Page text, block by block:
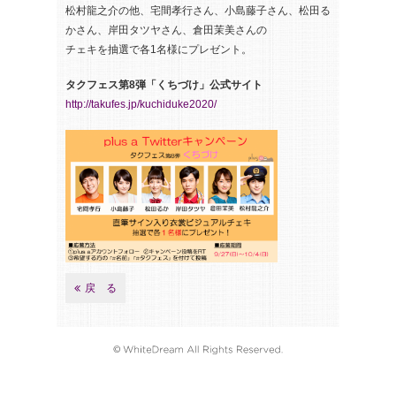
松村龍之介の他、宅間孝行さん、小島藤子さん、松田る
かさん、岸田タツヤさん、倉田茉美さんの
チェキを抽選で各1名様にプレゼント。
タクフェス第8弾「くちづけ」公式サイト
http://takufes.jp/kuchiduke2020/
戻 る